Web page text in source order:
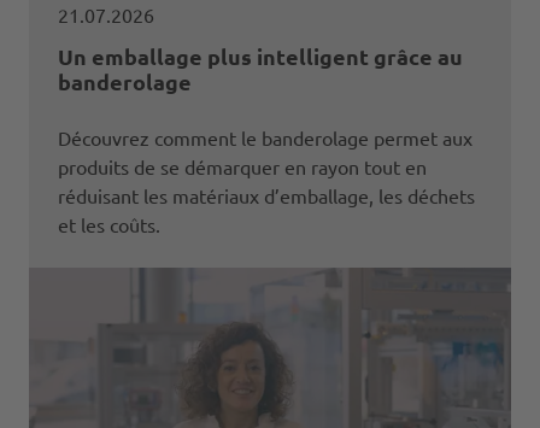
21.07.2026
Un emballage plus intelligent grâce au
banderolage
Découvrez comment le banderolage permet aux
produits de se démarquer en rayon tout en
réduisant les matériaux d’emballage, les déchets
et les coûts.